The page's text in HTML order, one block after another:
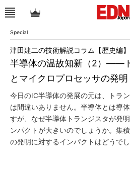
Special
半導体の温故知新（2）――
とマイクロプロセッサの発明
津田建二の技術解説コラム【歴史編】
今日のIC半導体の発展の元は、トラ
は間違いありません。半導体とは導
すが、なぜ半導体トランジスタが発
ンパクトが大きいのでしょうか。集
の発明に対するインパクトはどうで